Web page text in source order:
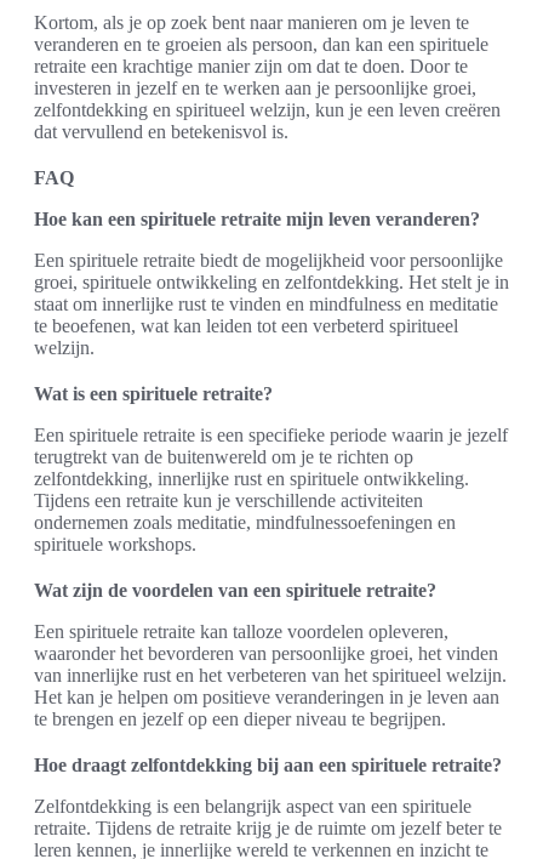
Kortom, als je op zoek bent naar manieren om je leven te
veranderen en te groeien als persoon, dan kan een spirituele
retraite een krachtige manier zijn om dat te doen. Door te
investeren in jezelf en te werken aan je persoonlijke groei,
zelfontdekking en spiritueel welzijn, kun je een leven creëren
dat vervullend en betekenisvol is.
FAQ
Hoe kan een spirituele retraite mijn leven veranderen?
Een spirituele retraite biedt de mogelijkheid voor persoonlijke
groei, spirituele ontwikkeling en zelfontdekking. Het stelt je in
staat om innerlijke rust te vinden en mindfulness en meditatie
te beoefenen, wat kan leiden tot een verbeterd spiritueel
welzijn.
Wat is een spirituele retraite?
Een spirituele retraite is een specifieke periode waarin je jezelf
terugtrekt van de buitenwereld om je te richten op
zelfontdekking, innerlijke rust en spirituele ontwikkeling.
Tijdens een retraite kun je verschillende activiteiten
ondernemen zoals meditatie, mindfulnessoefeningen en
spirituele workshops.
Wat zijn de voordelen van een spirituele retraite?
Een spirituele retraite kan talloze voordelen opleveren,
waaronder het bevorderen van persoonlijke groei, het vinden
van innerlijke rust en het verbeteren van het spiritueel welzijn.
Het kan je helpen om positieve veranderingen in je leven aan
te brengen en jezelf op een dieper niveau te begrijpen.
Hoe draagt zelfontdekking bij aan een spirituele retraite?
Zelfontdekking is een belangrijk aspect van een spirituele
retraite. Tijdens de retraite krijg je de ruimte om jezelf beter te
leren kennen, je innerlijke wereld te verkennen en inzicht te